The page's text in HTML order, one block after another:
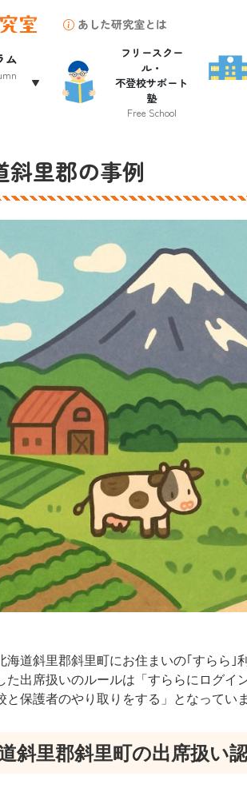
あした研究室とは
ム
フリースクー
ル・
不登校サポート
塾
Free School
斜里郡の事例
海道斜里郡斜里町にお住まいの｢すらら
た出席扱いのルールは「すららにログ
と保護者のやり取りをする」となっていま
斜里郡斜里町の出席扱い